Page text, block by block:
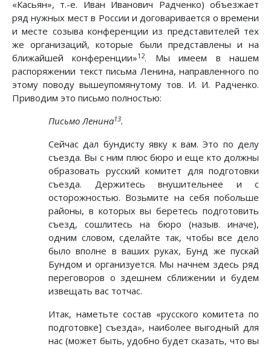
«Касьян», т.-е. Иван Иванович Радченко) объезжает
ряд нужных мест в России и договаривается о времени
и месте созыва конференции из представителей тех
же организаций, которые были представлены и на
ближайшей конференции»12. Мы имеем в нашем
распоряжении текст письма Ленина, направленного по
этому поводу вышеупомянутому тов. И. И. Радченко.
Приводим это письмо полностью:
Письмо Ленина13.
Сейчас дал бундисту явку к вам. Это по делу
съезда. Вы с ним плюс бюро и еще кто должны
образовать русский комитет для подготовки
съезда. Держитесь внушительнее и с
осторожностью. Возьмите на себя побольше
районы, в которых вы беретесь подготовить
съезд, сошлитесь на бюро (назыв. иначе),
одним словом, сделайте так, чтобы все дело
было вполне в ваших руках, Бунд же пускай
Бундом и организуется. Мы начнем здесь ряд
переговоров о здешнем сближении и будем
извещать вас тотчас.
Итак, наметьте состав «русского комитета по
подготовке] съезда», наиболее выгодный для
нас (может быть, удобно будет сказать, что вы